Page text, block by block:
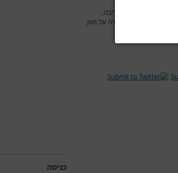
מהשמצות, מהוצאת דיבה,
בהודעה משום עבירה על חוק
כניסה